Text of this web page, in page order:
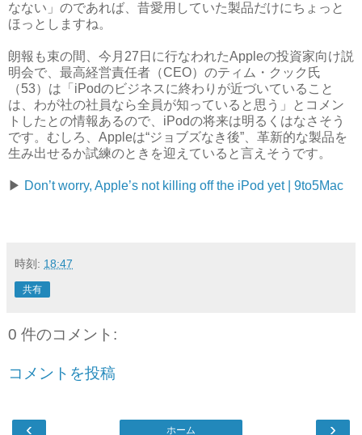
なない」のであれば、昔愛用していた製品だけにちょっと
ほっとしますね。
朗報も束の間、今月27日に行なわれたAppleの投資家向け説
明会で、最高経営責任者（CEO）のティム・クック氏
（53）は「iPodのビジネスに終わりが近づいていること
は、わが社の社員なら全員が知っていると思う」とコメン
トしたとの情報あるので、iPodの将来は明るくはなさそう
です。むしろ、Appleは“ジョブズなき後”、革新的な製品を
生み出せるか試練のときを迎えていると言えそうです。
▶ Don’t worry, Apple’s not killing off the iPod yet | 9to5Mac
時刻: 18:47
共有
0 件のコメント:
コメントを投稿
‹ ›
ホーム